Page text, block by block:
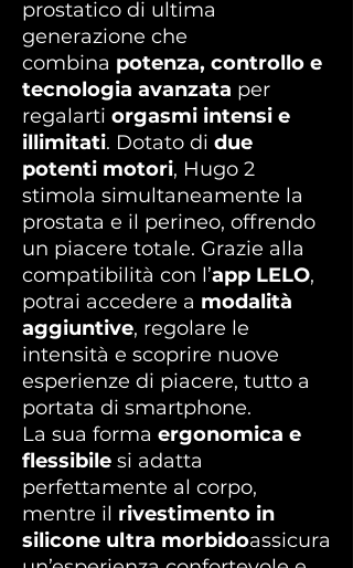
prostatico di ultima
generazione che
combina potenza, controllo e
tecnologia avanzata per
regalarti orgasmi intensi e
illimitati. Dotato di due
potenti motori, Hugo 2
stimola simultaneamente la
prostata e il perineo, offrendo
un piacere totale. Grazie alla
compatibilità con l’app LELO,
potrai accedere a modalità
aggiuntive, regolare le
intensità e scoprire nuove
esperienze di piacere, tutto a
portata di smartphone.
La sua forma ergonomica e
flessibile si adatta
perfettamente al corpo,
mentre il rivestimento in
silicone ultra morbidoassicura